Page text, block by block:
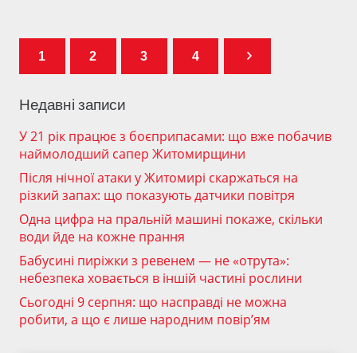
1 2 3 4
Недавні записи
У 21 рік працює з боєприпасами: що вже побачив
наймолодший сапер Житомирщини
Після нічної атаки у Житомирі скаржаться на
різкий запах: що показують датчики повітря
Одна цифра на пральній машині покаже, скільки
води йде на кожне прання
Бабусині пиріжки з ревенем — не «отрута»:
небезпека ховається в іншій частині рослини
Сьогодні 9 серпня: що насправді не можна
робити, а що є лише народним повір’ям